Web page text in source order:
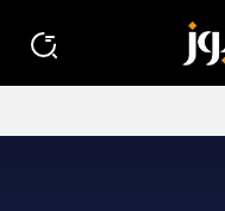
کانون‌های خدمت رضوی
قدس رضوی